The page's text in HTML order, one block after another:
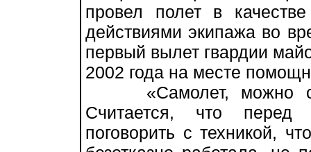
провел полет в
действиями экипажа во
первый вылет гвардии
2002 года на месте
«Самолет, можно
Считается, что перед
поговорить с техникой,